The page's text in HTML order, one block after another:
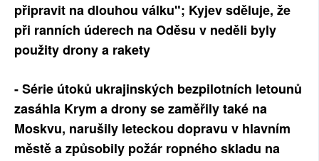
připravit na dlouhou válku"; Kyjev sděluje, že
při ranních úderech na Oděsu v neděli byly
použity drony a rakety
- Série útoků ukrajinských bezpilotních letounů
zasáhla Krym a drony se zaměřily také na
Moskvu, narušily leteckou dopravu v hlavním
městě a způsobily požár ropného skladu na